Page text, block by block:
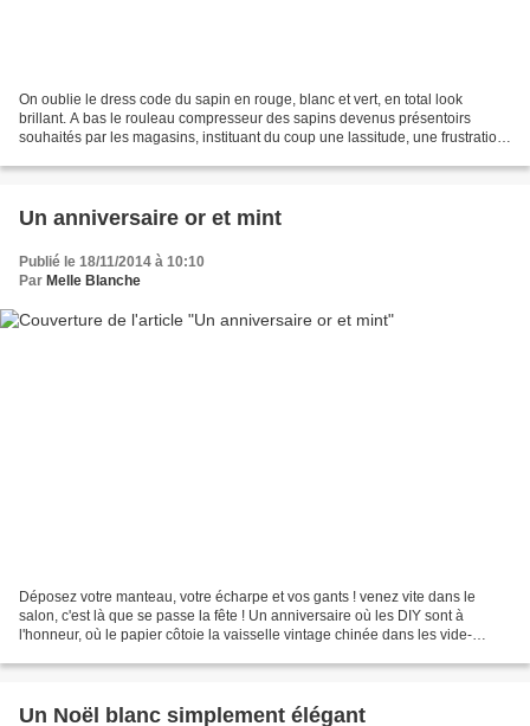
On oublie le dress code du sapin en rouge, blanc et vert, en total look
brillant. A bas le rouleau compresseur des sapins devenus présentoirs
souhaités par les magasins, instituant du coup une lassitude, une frustration,
Un anniversaire or et mint
Publié le 18/11/2014 à 10:10
Par Melle Blanche
Déposez votre manteau, votre écharpe et vos gants ! venez vite dans le
salon, c'est là que se passe la fête ! Un anniversaire où les DIY sont à
l'honneur, où le papier côtoie la vaisselle vintage chinée dans les vide-
Un Noël blanc simplement élégant